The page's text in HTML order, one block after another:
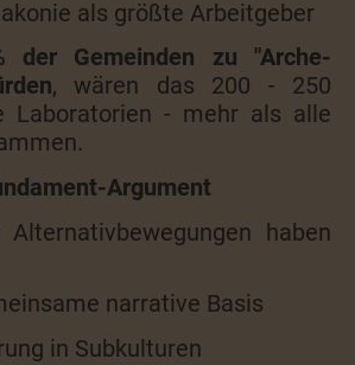
als größte Arbeitgeber
der Gemeinden zu "Arche-
, wären das 200 - 250
Laboratorien - mehr als alle
Argument
haben
narrative Basis
in Subkulturen